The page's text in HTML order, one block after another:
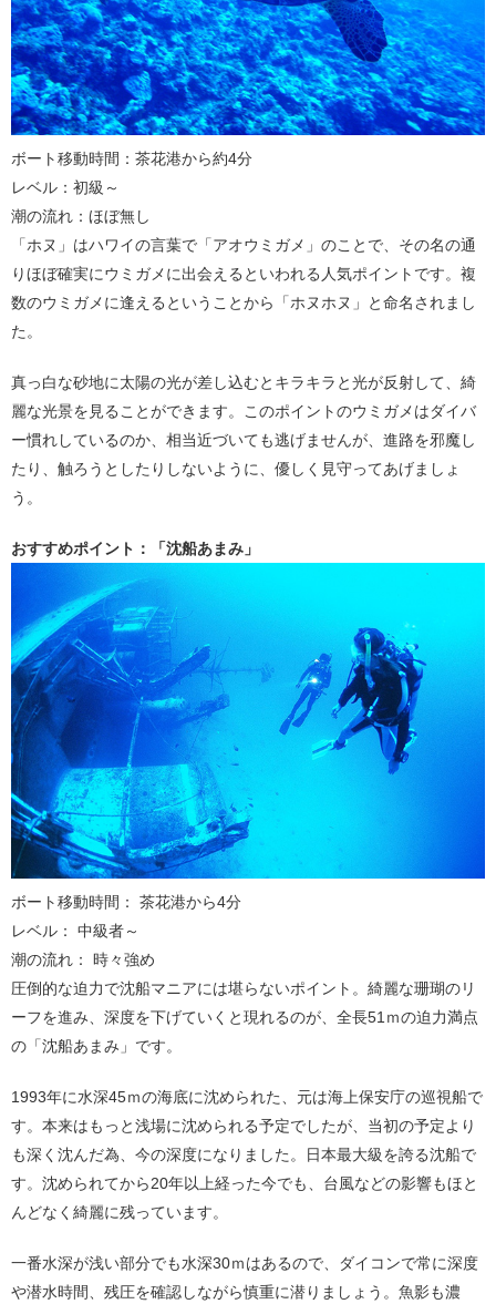
ボート移動時間：茶花港から約4分
レベル：初級～
潮の流れ：ほぼ無し
「ホヌ」はハワイの言葉で「アオウミガメ」のことで、その名の通
りほぼ確実にウミガメに出会えるといわれる人気ポイントです。複
数のウミガメに逢えるということから「ホヌホヌ」と命名されまし
た。
真っ白な砂地に太陽の光が差し込むとキラキラと光が反射して、綺
麗な光景を見ることができます。このポイントのウミガメはダイバ
ー慣れしているのか、相当近づいても逃げませんが、進路を邪魔し
たり、触ろうとしたりしないように、優しく見守ってあげましょ
う。
おすすめポイント：「沈船あまみ」
ボート移動時間： 茶花港から4分
レベル： 中級者～
潮の流れ： 時々強め
圧倒的な迫力で沈船マニアには堪らないポイント。綺麗な珊瑚のリ
ーフを進み、深度を下げていくと現れるのが、全長51ｍの迫力満点
の「沈船あまみ」です。
1993年に水深45ｍの海底に沈められた、元は海上保安庁の巡視船で
す。本来はもっと浅場に沈められる予定でしたが、当初の予定より
も深く沈んだ為、今の深度になりました。日本最大級を誇る沈船で
す。沈められてから20年以上経った今でも、台風などの影響もほと
んどなく綺麗に残っています。
一番水深が浅い部分でも水深30ｍはあるので、ダイコンで常に深度
や潜水時間、残圧を確認しながら慎重に潜りましょう。魚影も濃